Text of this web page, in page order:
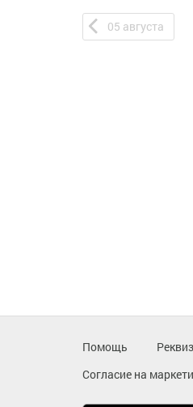
05 августа
Помощь
Согласие на